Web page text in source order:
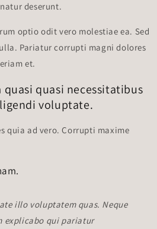
deserunt.
optio odit vero molestiae ea. Sed
Pariatur corrupti magni dolores
et.
quasi necessitatibus
voluptate.
quia ad vero. Corrupti maxime
illo voluptatem quas. Neque
explicabo qui pariatur